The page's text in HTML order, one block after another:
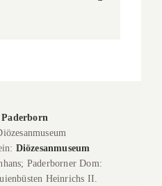
Paderborn
Diözesanmuseum
Paderborner Dom:
Heinrichs II.